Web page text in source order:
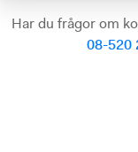
Har du frågor om
08-520